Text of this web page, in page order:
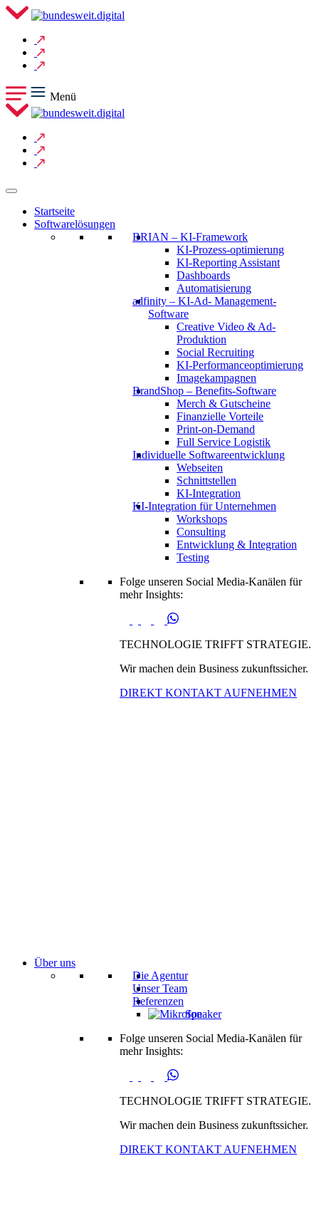
Menü
Startseite
Softwarelösungen
BRIAN – KI-Framework
KI-Prozess-optimierung
KI-Reporting Assistant
Dashboards
Automatisierung
adfinity – KI-Ad- Management-
Software
Creative Video & Ad-
Produktion
Social Recruiting
KI-Performanceoptimierung
Imagekampagnen
BrandShop – Benefits-Software
Merch & Gutscheine
Finanzielle Vorteile
Print-on-Demand
Full Service Logistik
Individuelle Softwareentwicklung
Webseiten
Schnittstellen
KI-Integration
KI-Integration für Unternehmen
Workshops
Consulting
Entwicklung & Integration
Testing
Folge unseren Social Media-Kanälen für
mehr Insights:
TECHNOLOGIE TRIFFT STRATEGIE.
Wir machen dein Business zukunftssicher.
DIREKT KONTAKT AUFNEHMEN
Über uns
Die Agentur
Unser Team
Referenzen
Speaker
Folge unseren Social Media-Kanälen für
mehr Insights:
TECHNOLOGIE TRIFFT STRATEGIE.
Wir machen dein Business zukunftssicher.
DIREKT KONTAKT AUFNEHMEN